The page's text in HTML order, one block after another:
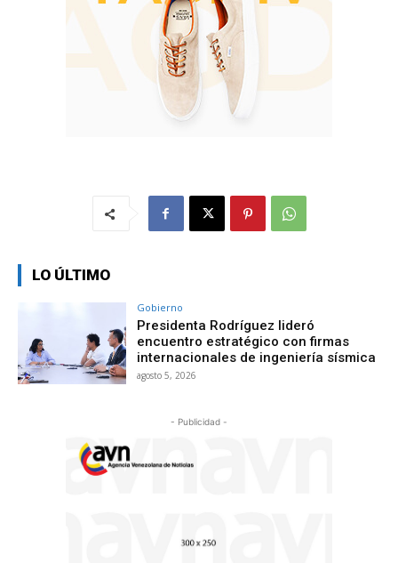
LO ÚLTIMO
Gobierno
Presidenta Rodríguez lideró
encuentro estratégico con firmas
internacionales de ingeniería sísmica
agosto 5, 2026
- Publicidad -